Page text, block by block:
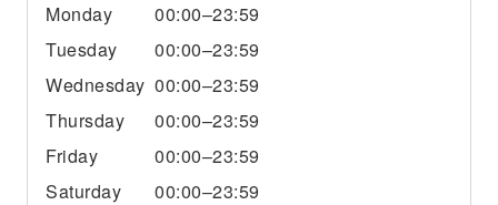
Monday
00:00–23:59
Tuesday
00:00–23:59
Wednesday 00:00–23:59
Thursday
00:00–23:59
Friday
00:00–23:59
Saturday
00:00–23:59